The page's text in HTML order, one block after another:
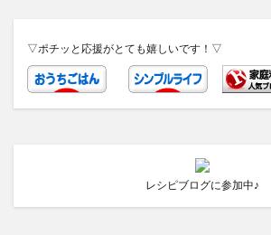
▽ポチッと応援がとても嬉しいです！▽
レシピブログに参加中♪